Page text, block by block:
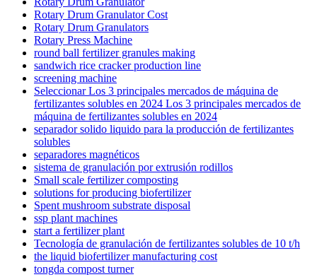
Rotary Drum Granulator Cost
Rotary Drum Granulators
Rotary Press Machine
round ball fertilizer granules making
sandwich rice cracker production line
screening machine
Seleccionar Los 3 principales mercados de máquina de
fertilizantes solubles en 2024 Los 3 principales mercados de
máquina de fertilizantes solubles en 2024
separador solido liquido para la producción de fertilizantes
solubles
separadores magnéticos
sistema de granulación por extrusión rodillos
Small scale fertilizer composting
solutions for producing biofertilizer
Spent mushroom substrate disposal
ssp plant machines
start a fertilizer plant
Tecnología de granulación de fertilizantes solubles de 10 t/h
the liquid biofertilizer manufacturing cost
tongda compost turner